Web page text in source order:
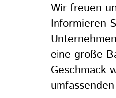
Wir freuen
Informieren
eine große
Geschmack